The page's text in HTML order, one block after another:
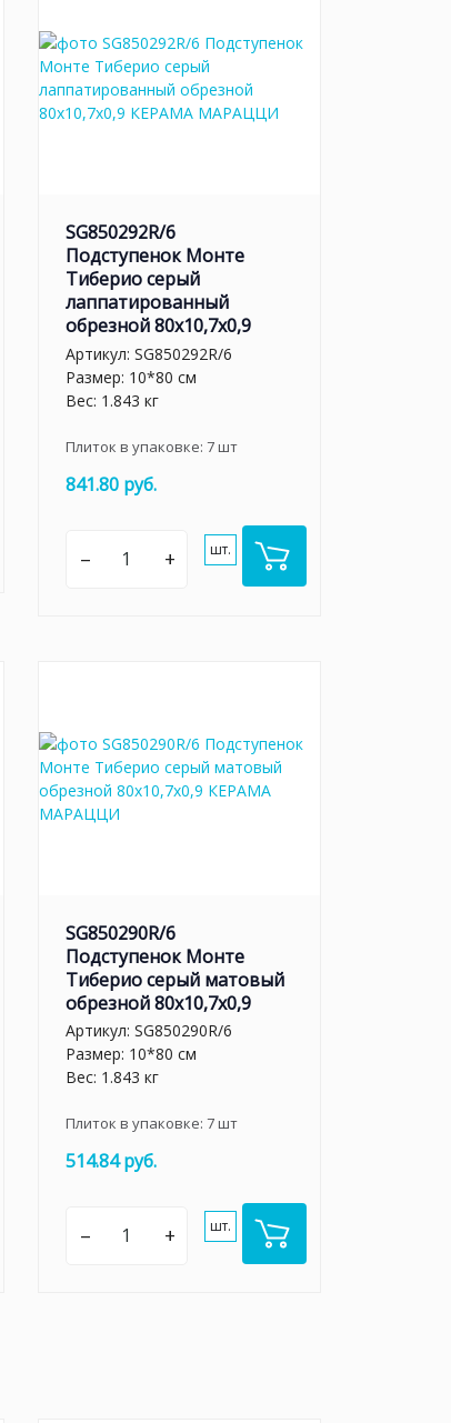
SG850292R/6
Подступенок Монте
Тиберио серый
лаппатированный
обрезной 80x10,7x0,9
Артикул: SG850292R/6
Размер: 10*80 см
Вес: 1.843 кг
Плиток в упаковке: 7шт
841.80 руб.
– + шт.
SG850290R/6
Подступенок Монте
Тиберио серый матовый
обрезной 80x10,7x0,9
Артикул: SG850290R/6
Размер: 10*80 см
Вес: 1.843 кг
Плиток в упаковке: 7шт
514.84 руб.
– + шт.